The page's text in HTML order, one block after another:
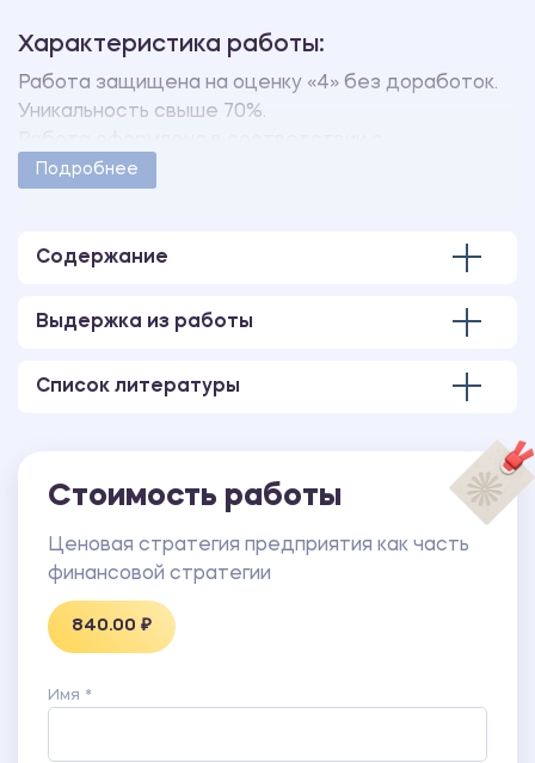
Характеристика работы:
Работа защищена на оценку «4» без доработок.
Уникальность свыше 70%.
методическими указаниями учебного заведения.
Подробнее
Содержание
Выдержка из работы
Список литературы
Стоимость работы
Ценовая стратегия предприятия как часть
финансовой стратегии
840.00 ₽
Имя *